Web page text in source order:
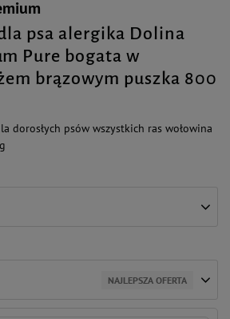
psa alergika Dolina
Pure bogata w
brązowym puszka 800
dorosłych psów wszystkich ras wołowina
NAJLEPSZA OFERTA